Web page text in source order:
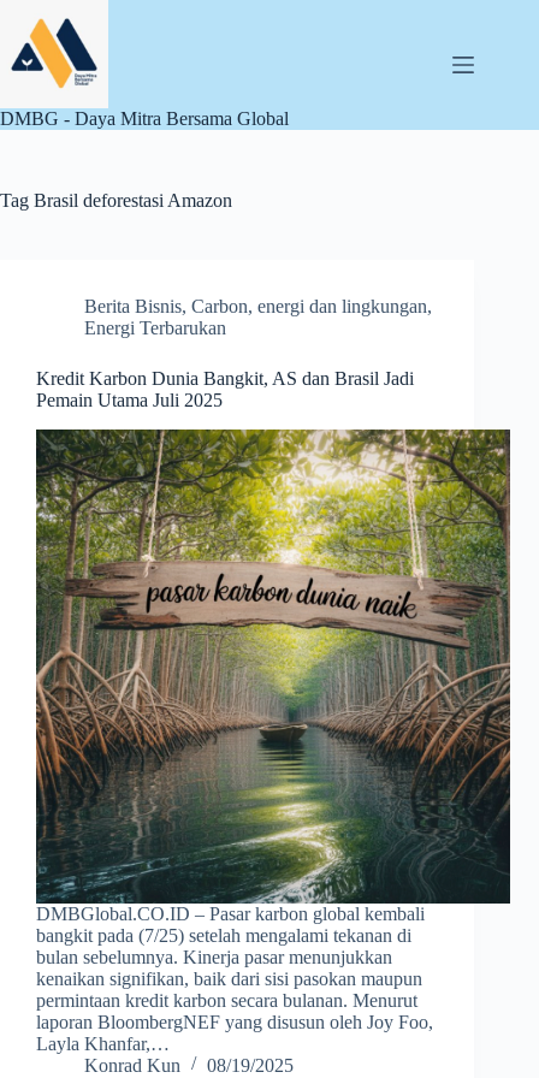
content
DMBG - Daya Mitra Bersama Global
Tag Brasil deforestasi Amazon
Berita Bisnis, Carbon, energi dan lingkungan,
Energi Terbarukan
Kredit Karbon Dunia Bangkit, AS dan Brasil Jadi
Pemain Utama Juli 2025
DMBGlobal.CO.ID – Pasar karbon global kembali
bangkit pada (7/25) setelah mengalami tekanan di
bulan sebelumnya. Kinerja pasar menunjukkan
kenaikan signifikan, baik dari sisi pasokan maupun
permintaan kredit karbon secara bulanan. Menurut
laporan BloombergNEF yang disusun oleh Joy Foo,
Layla Khanfar,…
Konrad Kun
08/19/2025